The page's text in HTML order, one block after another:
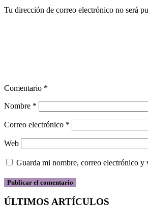
Tu dirección de correo electrónico no será
Comentario *
Nombre *
Correo electrónico *
Web
Guarda mi nombre, correo electrónico y
ÚLTIMOS ARTÍCULOS